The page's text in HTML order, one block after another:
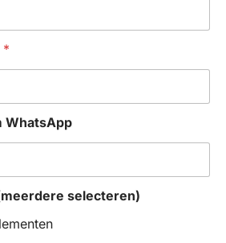
*
WhatsApp
selecteren)